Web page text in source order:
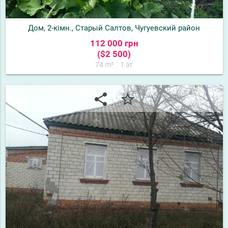
Дом, 2-кімн., Старый Салтов, Чугуевский район
112 000 грн
($2 500)
74 m² 1 эт
share star_border